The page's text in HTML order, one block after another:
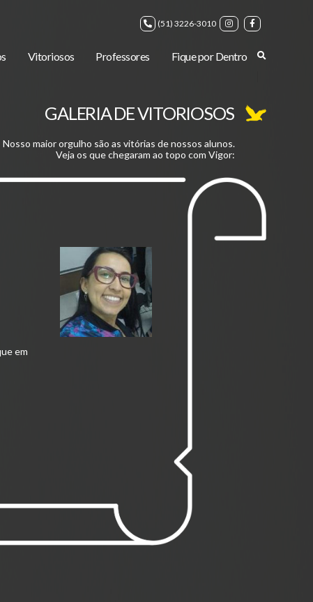
(51) 3226-3010
Vitoriosos Professores Fique por Dentro
GALERIA DE VITORIOSOS
Nosso maior orgulho são as vitórias de nossos alunos.
Veja os que chegaram ao topo com Vigor:
em